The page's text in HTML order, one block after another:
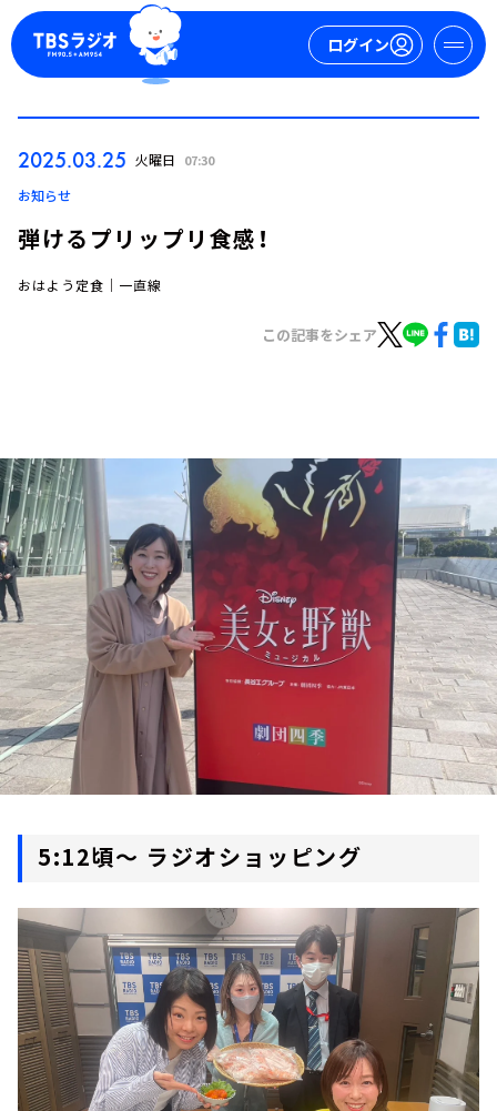
ログイン
トピックス
TBS Podcast
お知らせ
イベント・グッズ
YouTube
会社情報
2025.03.25 火曜日 07:30
お知らせ
弾けるプリップリ食感！
おはよう定食｜一直線
この記事をシェア
5:12頃～ ラジオショッピング